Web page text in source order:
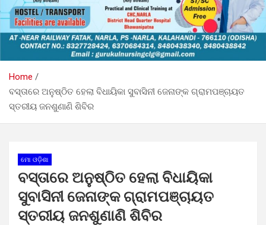
Home
ବସ୍ତାରେ ଅନୁଷ୍ଠିତ ହେଲା ବିଧାୟିକା ସୁବାସିନୀ ଜେନାଙ୍କ ଗ୍ରାମପଞ୍ଚାୟତ
ସ୍ତରୀୟ ଜନଶୁଣାଣି ଶିବିର
ମୋ ଓଡ଼ିଶା
ବସ୍ତାରେ ଅନୁଷ୍ଠିତ ହେଲା ବିଧାୟିକା
ସୁବାସିନୀ ଜେନାଙ୍କ ଗ୍ରାମପଞ୍ଚାୟତ
ସ୍ତରୀୟ ଜନଶୁଣାଣି ଶିବିର